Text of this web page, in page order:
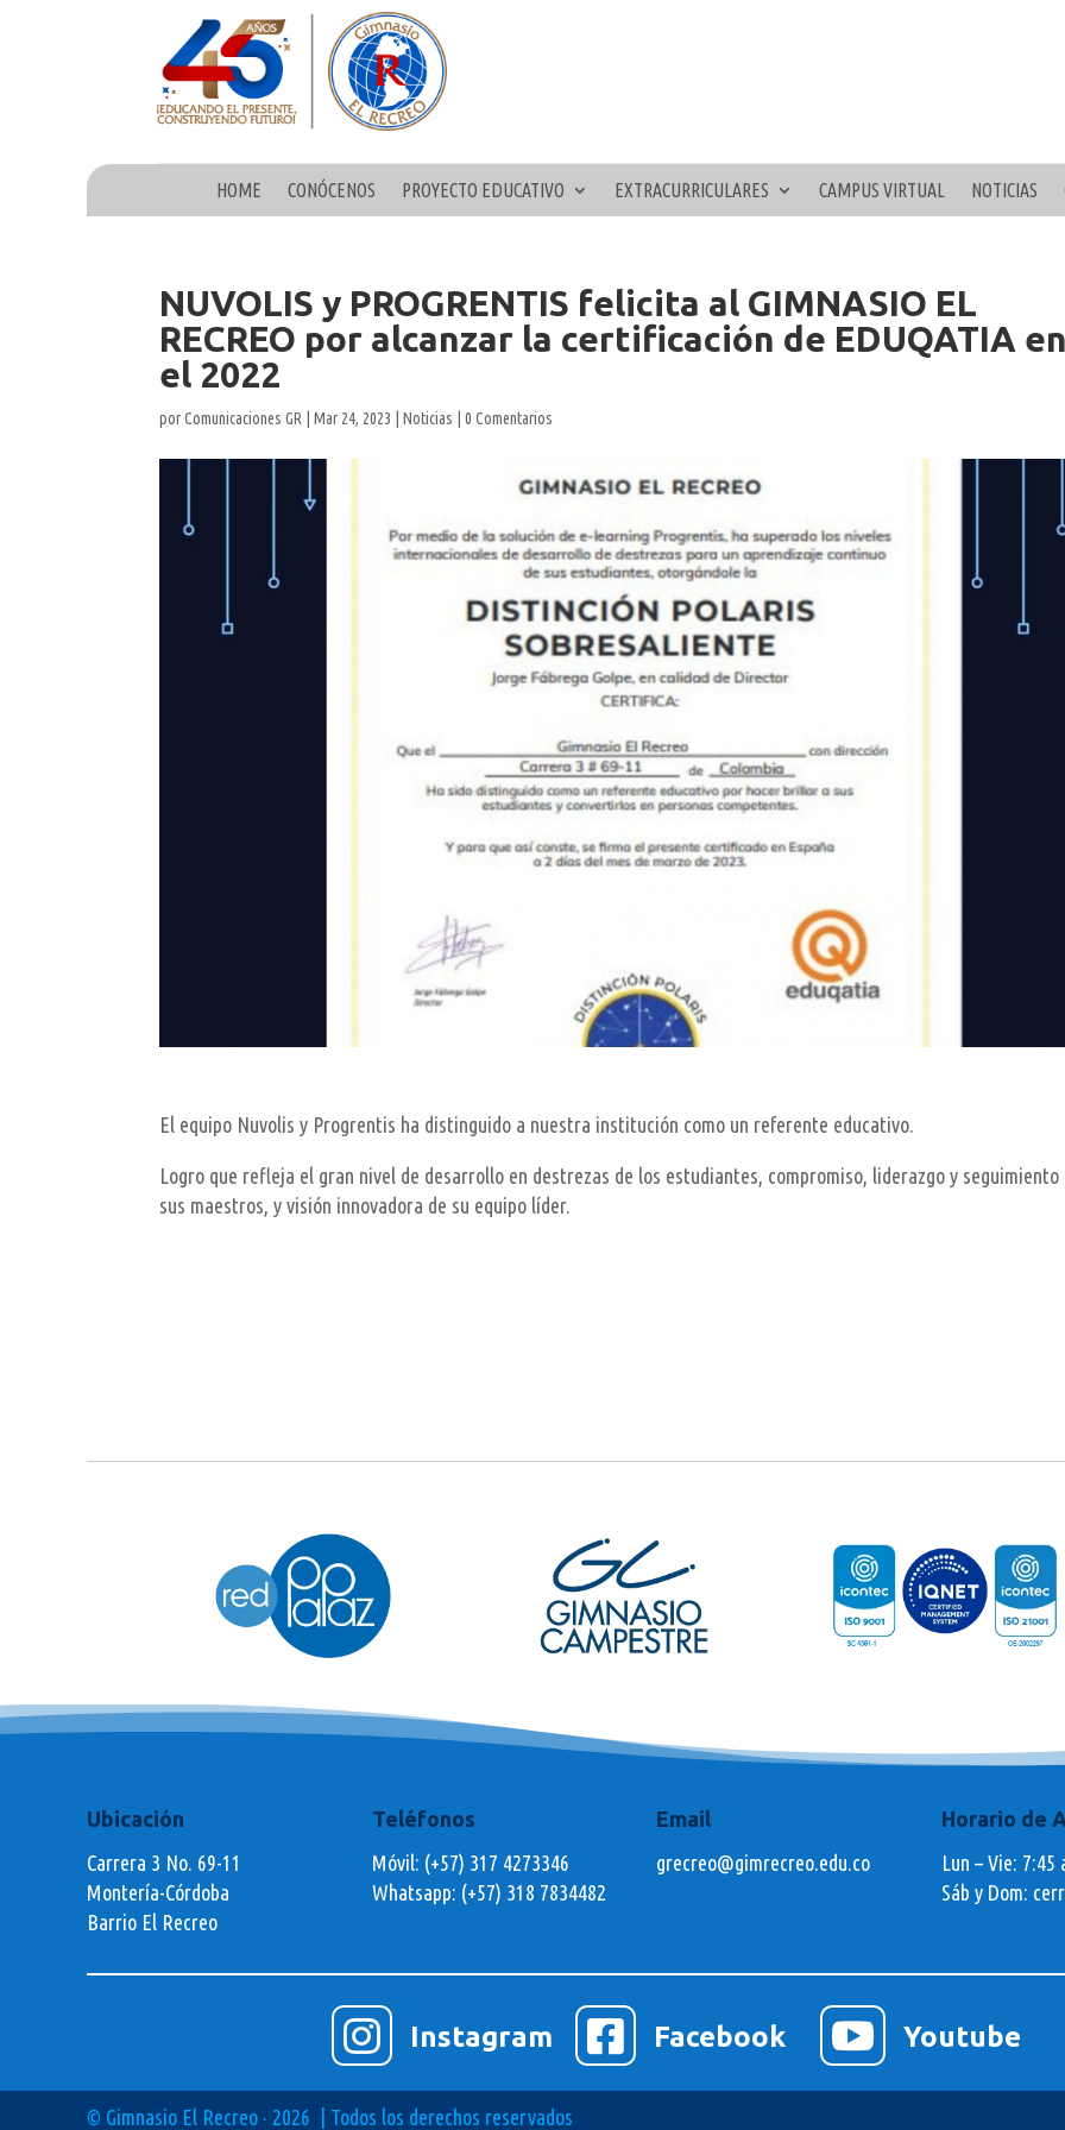
HOME CONÓCENOS PROYECTO EDUCATIVO EXTRACURRICULARES CAMPUS VIRTUAL NOTICIAS
NUVOLIS y PROGRENTIS felicita al GIMNASIO EL
RECREO por alcanzar la certificación de EDUQATIA
el 2022
porComunicaciones GR |Mar 24, 2023 |Noticias |0 Comentarios
El equipo Nuvolis y Progrentis ha distinguido a nuestra institución como un referente educativo.
Logro que refleja el gran nivel de desarrollo en destrezas de los estudiantes, compromiso, liderazgo y seguimiento
sus maestros, y visión innovadora de su equipo líder.
Ubicación
Carrera 3 No. 69-11
Montería-Córdoba
Barrio El Recreo
Teléfonos
Móvil: (+57) 317 4273346
Whatsapp: (+57) 318 7834482
Email
grecreo@gimrecreo.edu.co
Horario de
Lun – Vie: 7:45
Sáb y Dom:
 Instagram  Facebook  Youtube
© Gimnasio El Recreo · 2026 | Todos los derechos reservados